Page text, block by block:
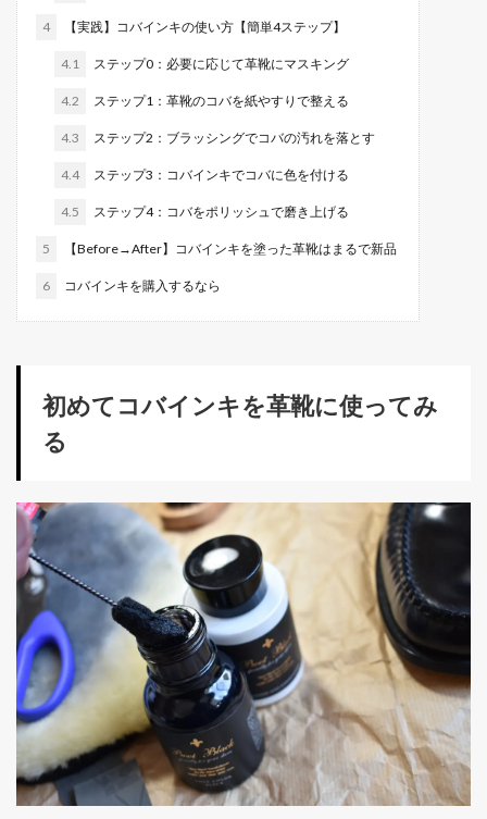
4 【実践】コバインキの使い方【簡単4ステップ】
4.1 ステップ0：必要に応じて革靴にマスキング
4.2 ステップ1：革靴のコバを紙やすりで整える
4.3 ステップ2：ブラッシングでコバの汚れを落とす
4.4 ステップ3：コバインキでコバに色を付ける
4.5 ステップ4：コバをポリッシュで磨き上げる
5 【Before→After】コバインキを塗った革靴はまるで新品
6 コバインキを購入するなら
初めてコバインキを革靴に使ってみ
る